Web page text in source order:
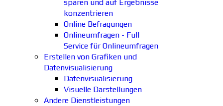
sparen und auf Ergebnisse
konzentrieren
Online Befragungen
Onlineumfragen - Full
Service für Onlineumfragen
Erstellen von Grafiken und
Datenvisualisierung
Datenvisualisierung
Visuelle Darstellungen
Andere Dienstleistungen